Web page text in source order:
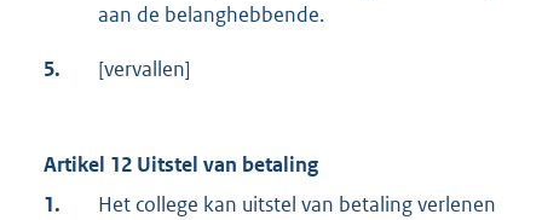
aan de belanghebbende.
5. [vervallen]
Artikel 12 Uitstel van betaling
1.
Het college kan uitstel van betaling verlenen